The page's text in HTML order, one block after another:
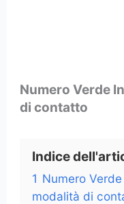
Numero Verde
di contatto
Indice
1 Numero
modalità di